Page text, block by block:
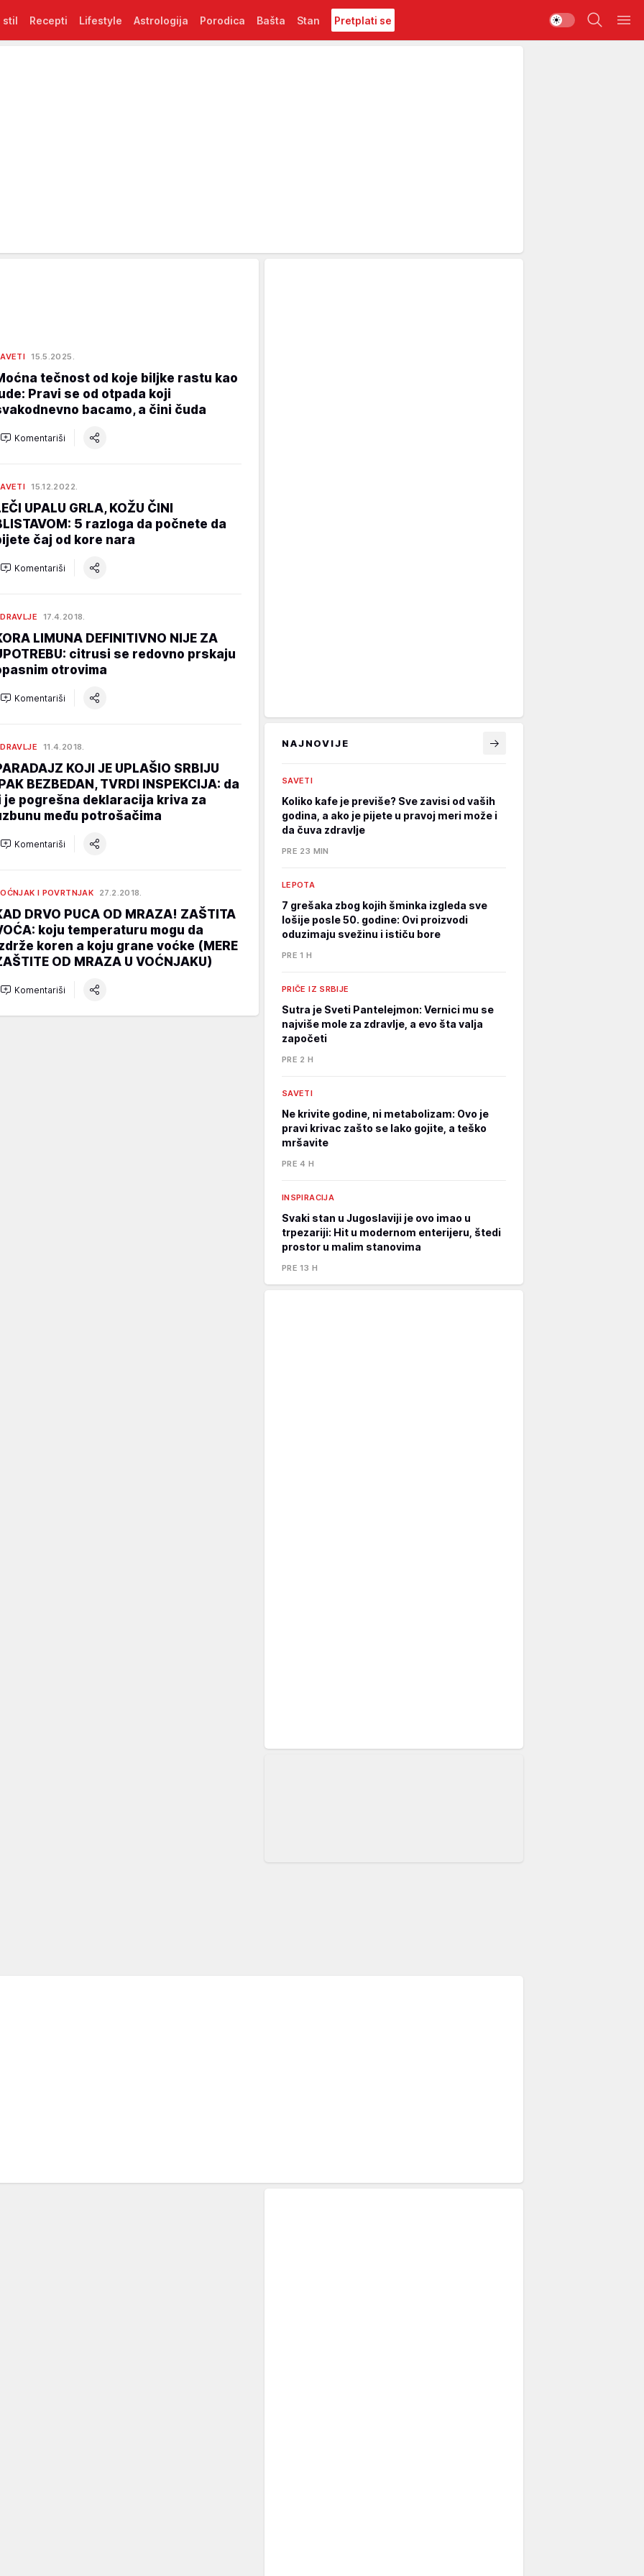
stil Recepti Lifestyle Astrologija Porodica Bašta Stan Pretplati se
15.5.2025.
tečnost od koje biljke rastu kao
Pravi se od otpada koji
bacamo, a čini čuda
Komentariši
15.12.2022.
UPALU GRLA, KOŽU ČINI
5 razloga da počnete da
čaj od kore nara
Komentariši
17.4.2018.
LIMUNA DEFINITIVNO NIJE ZA
citrusi se redovno prskaju
otrovima
Komentariši
11.4.2018.
KOJI JE UPLAŠIO SRBIJU
BEZBEDAN, TVRDI INSPEKCIJA: da
je pogrešna deklaracija kriva za
među potrošačima
Komentariši
I POVRTNJAK 27.2.2018.
DRVO PUCA OD MRAZA! ZAŠTITA
koju temperaturu mogu da
koren a koju grane voćke (MERE
OD MRAZA U VOĆNJAKU)
Komentariši
NAJNOVIJE
SAVETI
Koliko kafe je previše? Sve zavisi od vaših
godina, a ako je pijete u pravoj meri može i
da čuva zdravlje
PRE 23 MIN
LEPOTA
7 grešaka zbog kojih šminka izgleda sve
lošije posle 50. godine: Ovi proizvodi
oduzimaju svežinu i ističu bore
PRE 1 H
PRIČE IZ SRBIJE
Sutra je Sveti Pantelejmon: Vernici mu se
najviše mole za zdravlje, a evo šta valja
započeti
PRE 2 H
SAVETI
Ne krivite godine, ni metabolizam: Ovo je
pravi krivac zašto se lako gojite, a teško
mršavite
PRE 4 H
INSPIRACIJA
Svaki stan u Jugoslaviji je ovo imao u
trpezariji: Hit u modernom enterijeru, štedi
prostor u malim stanovima
PRE 13 H